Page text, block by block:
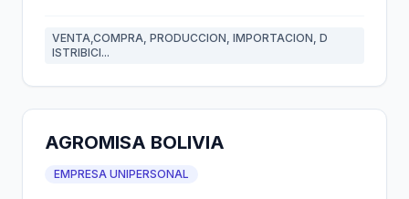
VENTA,COMPRA, PRODUCCION, IMPORTACION, D
ISTRIBICI...
AGROMISA BOLIVIA
EMPRESA UNIPERSONAL